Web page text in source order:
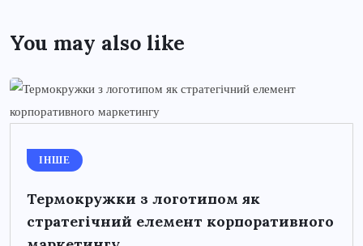
You may also like
ІНШЕ
Термокружки з логотипом як
стратегічний елемент корпоративного